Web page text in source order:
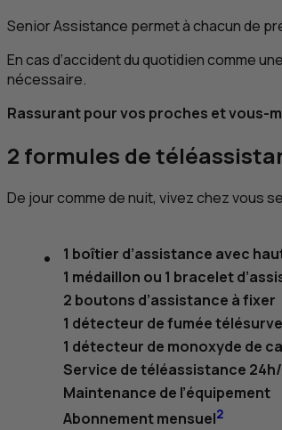
Senior Assistance permet à chacun de
En cas d’accident du quotidien comme
nécessaire.
Rassurant pour vos proches et vous-
2 formules de
De jour comme de nuit, vivez chez vous
1 boîtier d’assistance avec
1 médaillon ou 1 bracelet
2 boutons d’assistance à fixer
1 détecteur de fumée
1 détecteur de monoxyde de
Service de téléassistance
Maintenance de l’équipement
Abonnement mensuel2